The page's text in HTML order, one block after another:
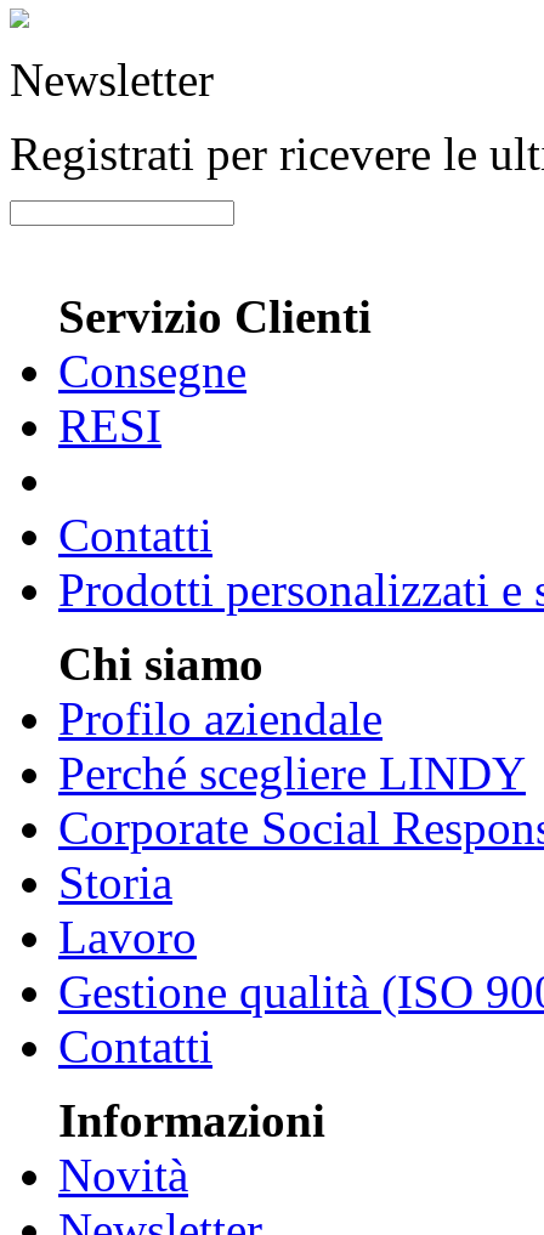
Newsletter
Registrati per ricevere le
Servizio Clienti
Consegne
RESI
Contatti
Prodotti personalizzati e
Chi siamo
Profilo aziendale
Perché scegliere LINDY
Corporate Social
Storia
Lavoro
Gestione qualità (ISO
Contatti
Informazioni
Novità